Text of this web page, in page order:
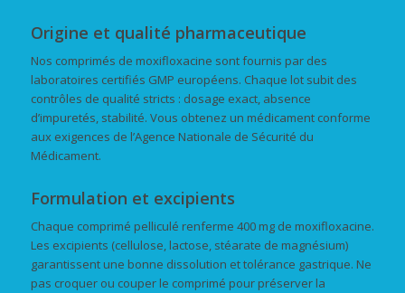
Origine et qualité pharmaceutique
Nos comprimés de moxifloxacine sont fournis par des
laboratoires certifiés GMP européens. Chaque lot subit des
contrôles de qualité stricts : dosage exact, absence
d’impuretés, stabilité. Vous obtenez un médicament conforme
aux exigences de l’Agence Nationale de Sécurité du
Médicament.
Formulation et excipients
Chaque comprimé pelliculé renferme 400 mg de moxifloxacine.
Les excipients (cellulose, lactose, stéarate de magnésium)
garantissent une bonne dissolution et tolérance gastrique. Ne
pas croquer ou couper le comprimé pour préserver la